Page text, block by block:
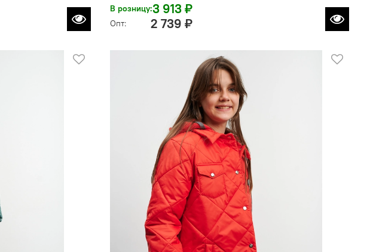
В розницу:3 913 ₽
Опт: 2 739 ₽